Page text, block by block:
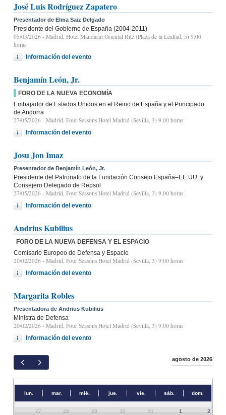
José Luis Rodríguez Zapatero
Presentador de Elma Saiz Delgado
Presidente del Gobierno de España (2004-2011)
05/03/2026 - Madrid, Hotel Mandarin Oriental Ritz (Plaza de la Lealtad, 5) 9:00
horas
Información del evento
Benjamín León, Jr.
FORO DE LA NUEVA ECONOMÍA
Embajador de Estados Unidos en el Reino de España y el Principado
de Andorra
27/05/2026 - Madrid, Four Seasons Hotel Madrid (Sevilla, 3) 9.00 horas
Información del evento
Josu Jon Imaz
Presentador de Benjamín León, Jr.
Presidente del Patronato de la Fundación Consejo España–EE.UU. y
Consejero Delegado de Repsol
27/05/2026 - Madrid, Four Seasons Hotel Madrid (Sevilla, 3) 9.00 horas
Información del evento
Andrius Kubilius
FORO DE LA NUEVA DEFENSA Y EL ESPACIO
Comisario Europeo de Defensa y Espacio
20/02/2026 - Madrid, Four Seasons Hotel Madrid (Sevilla, 3) 9:00 horas
Información del evento
Margarita Robles
Presentadora de Andrius Kubilius
Ministra de Defensa
20/02/2026 - Madrid, Four Seasons Hotel Madrid (Sevilla, 3) 9:00 horas
Información del evento
agosto de 2026
lun. mar. mié. jue. vie. sáb. dom.
27 28 29 30 31 1 2